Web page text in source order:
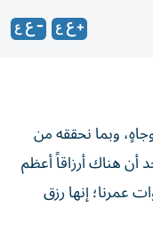
وبما نحققه من
أن هناك أرزاقاً أعظم
عمرنا؛ إنها رزق